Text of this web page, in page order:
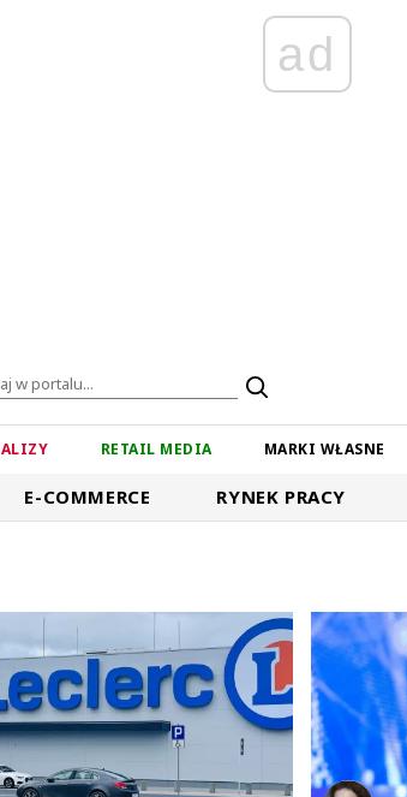
ad
RETAIL MEDIA MARKI WŁASNE
E-COMMERCE RYNEK PRACY